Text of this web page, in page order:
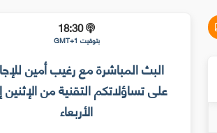
18:30
بتوقيت GMT+1
البث المباشرة مع رغيب أمين
على تساؤلاتكم التقنية من
الأربعاء